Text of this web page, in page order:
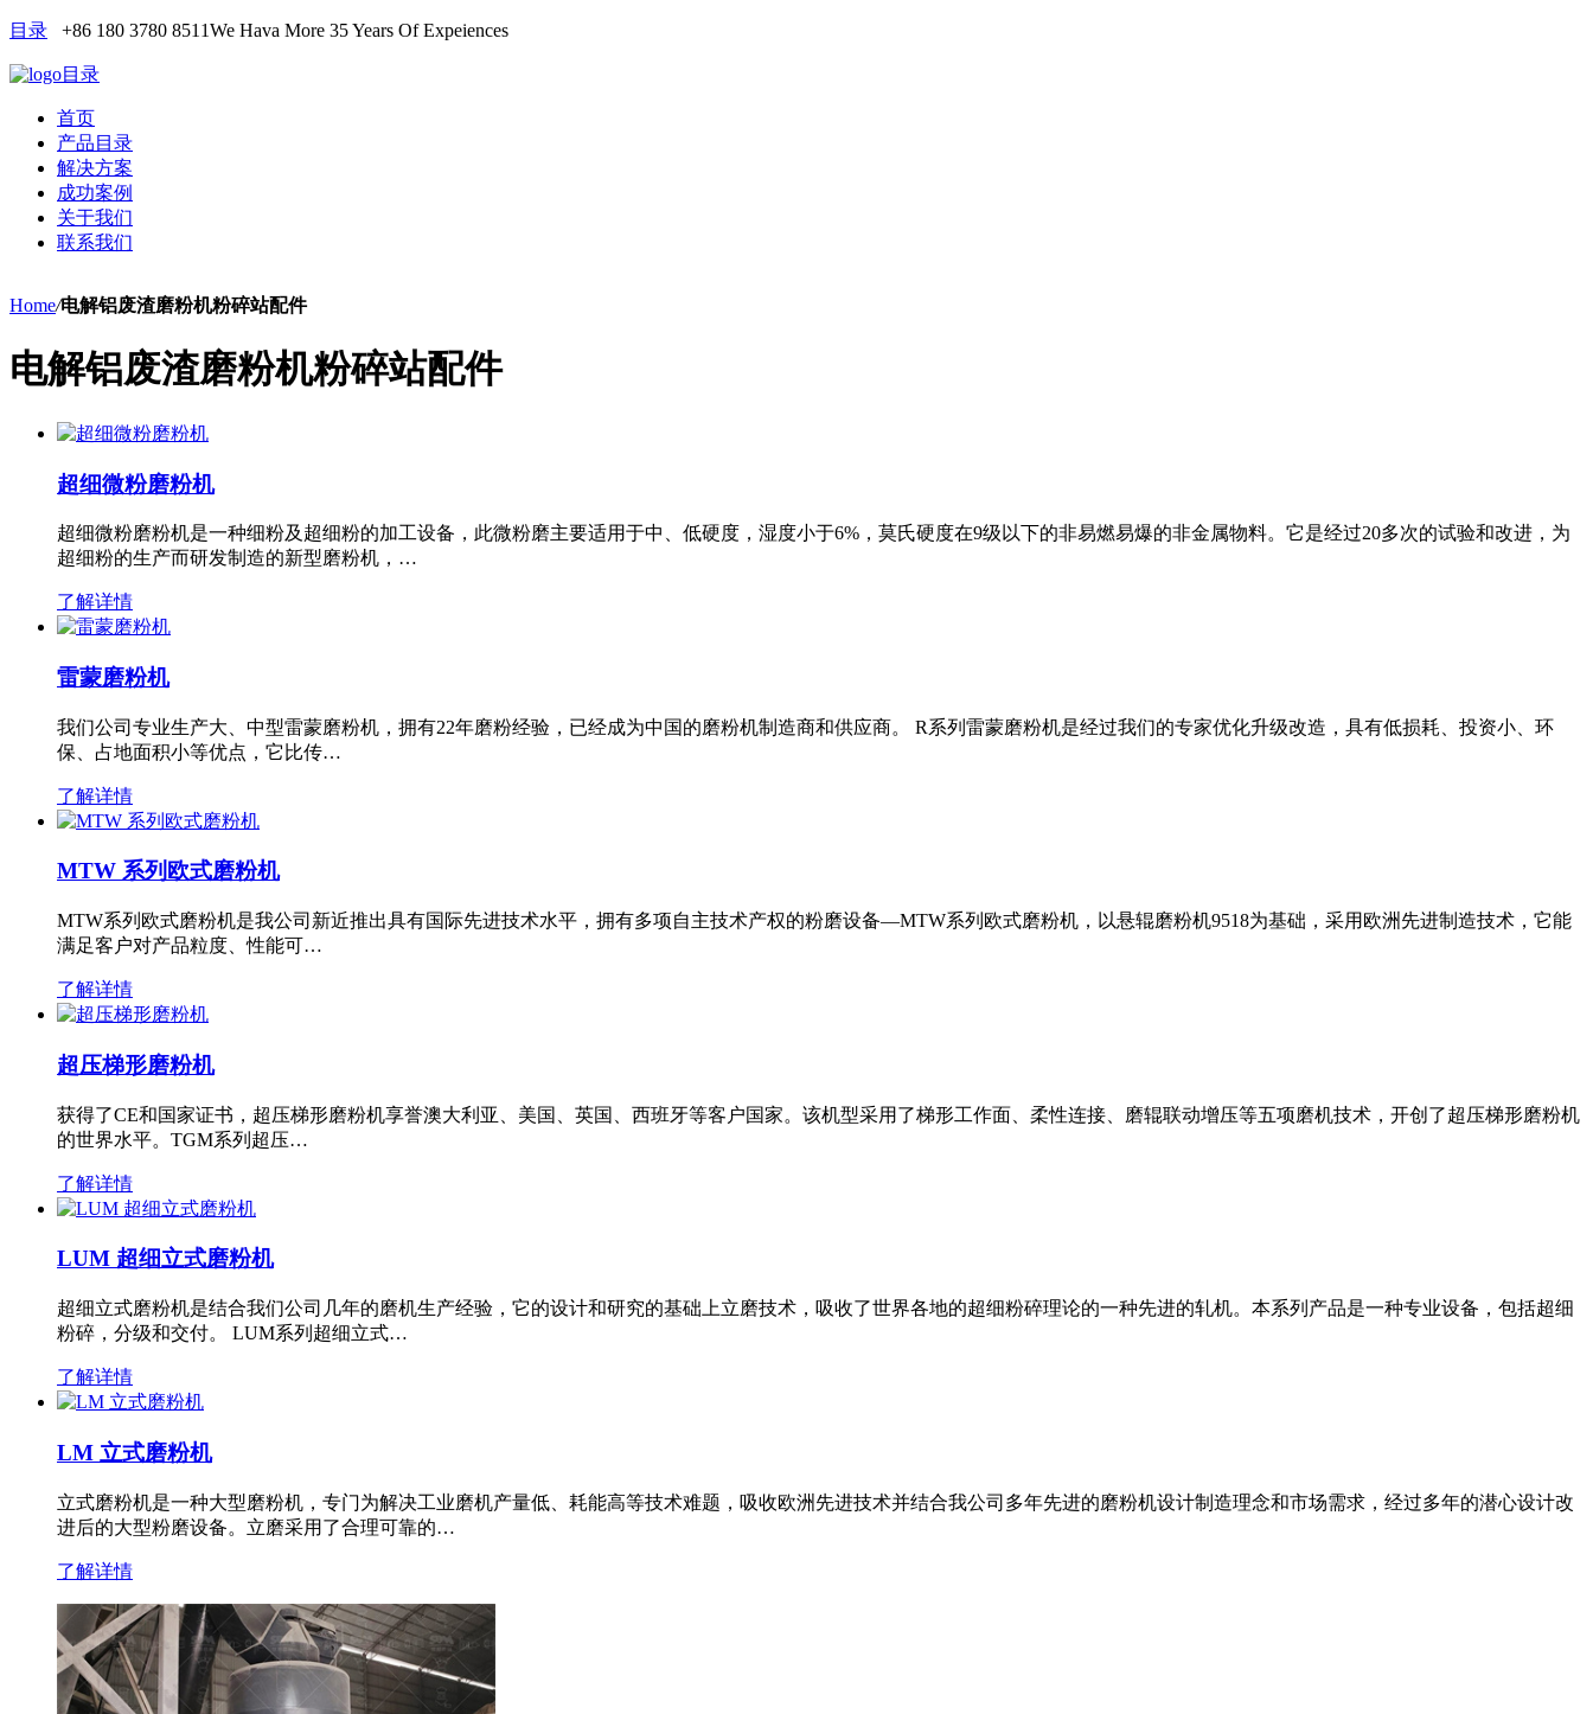
目录 +86 180 3780 8511We Hava More 35 Years Of Expeiences
目录
首页
产品目录
解决方案
成功案例
关于我们
联系我们
Home/电解铝废渣磨粉机粉碎站配件
电解铝废渣磨粉机粉碎站配件
超细微粉磨粉机
超细微粉磨粉机是一种细粉及超细粉的加工设备，此微粉磨主要适用于中、低硬度，湿度小于6%，莫氏硬度在9级以下的非易燃易爆的非金属物料。它是经过20多次的试验和改进，为
超细粉的生产而研发制造的新型磨粉机，…
了解详情
雷蒙磨粉机
我们公司专业生产大、中型雷蒙磨粉机，拥有22年磨粉经验，已经成为中国的磨粉机制造商和供应商。 R系列雷蒙磨粉机是经过我们的专家优化升级改造，具有低损耗、投资小、环
保、占地面积小等优点，它比传…
了解详情
MTW 系列欧式磨粉机
MTW系列欧式磨粉机是我公司新近推出具有国际先进技术水平，拥有多项自主技术产权的粉磨设备—MTW系列欧式磨粉机，以悬辊磨粉机9518为基础，采用欧洲先进制造技术，它能
满足客户对产品粒度、性能可…
了解详情
超压梯形磨粉机
获得了CE和国家证书，超压梯形磨粉机享誉澳大利亚、美国、英国、西班牙等客户国家。该机型采用了梯形工作面、柔性连接、磨辊联动增压等五项磨机技术，开创了超压梯形磨粉机
的世界水平。TGM系列超压…
了解详情
LUM 超细立式磨粉机
超细立式磨粉机是结合我们公司几年的磨机生产经验，它的设计和研究的基础上立磨技术，吸收了世界各地的超细粉碎理论的一种先进的轧机。本系列产品是一种专业设备，包括超细
粉碎，分级和交付。 LUM系列超细立式…
了解详情
LM 立式磨粉机
立式磨粉机是一种大型磨粉机，专门为解决工业磨机产量低、耗能高等技术难题，吸收欧洲先进技术并结合我公司多年先进的磨粉机设计制造理念和市场需求，经过多年的潜心设计改
进后的大型粉磨设备。立磨采用了合理可靠的…
了解详情